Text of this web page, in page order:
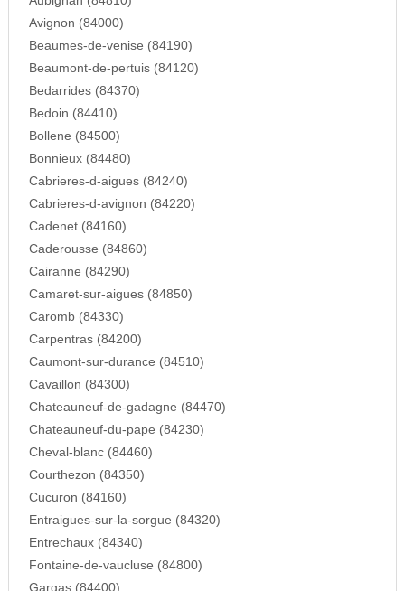
Avignon (84000)
Beaumes-de-venise (84190)
Beaumont-de-pertuis (84120)
Bedarrides (84370)
Bedoin (84410)
Bollene (84500)
Bonnieux (84480)
Cabrieres-d-aigues (84240)
Cabrieres-d-avignon (84220)
Cadenet (84160)
Caderousse (84860)
Cairanne (84290)
Camaret-sur-aigues (84850)
Caromb (84330)
Carpentras (84200)
Caumont-sur-durance (84510)
Cavaillon (84300)
Chateauneuf-de-gadagne (84470)
Chateauneuf-du-pape (84230)
Cheval-blanc (84460)
Courthezon (84350)
Cucuron (84160)
Entraigues-sur-la-sorgue (84320)
Entrechaux (84340)
Fontaine-de-vaucluse (84800)
Gargas (84400)